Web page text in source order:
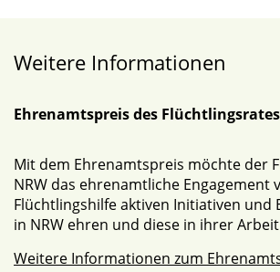
Weitere Informationen
Ehrenamtspreis des
Mit dem Ehrenamtspreis möchte der
NRW das ehrenamtliche Engagement
Flüchtlingshilfe aktiven Initiativen und
in NRW ehren und diese in ihrer
Weitere Informationen zum